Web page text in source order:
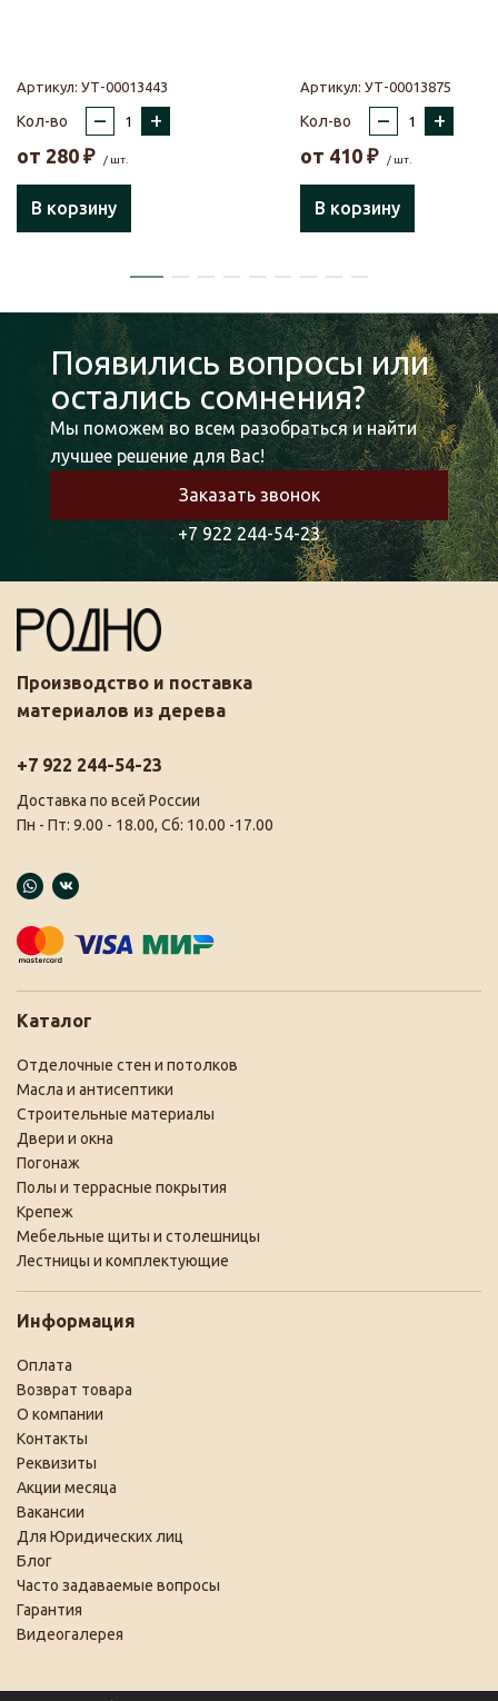
Артикул: УТ-00013443
Кол-во – +
от 280 ₽ / шт.
В корзину
Артикул: УТ-00013875
Кол-во – +
от 410 ₽ / шт.
В корзину
Появились вопросы или
остались сомнения?
Мы поможем во всем разобраться и найти
лучшее решение для Вас!
Заказать звонок
+7 922 244-54-23
Производство и поставка
материалов из дерева
+7 922 244-54-23
Доставка по всей России
Пн - Пт: 9.00 - 18.00, Сб: 10.00 -17.00
Каталог
Отделочные стен и потолков
Масла и антисептики
Строительные материалы
Двери и окна
Погонаж
Полы и террасные покрытия
Крепеж
Мебельные щиты и столешницы
Лестницы и комплектующие
Информация
Оплата
Возврат товара
О компании
Контакты
Реквизиты
Акции месяца
Вакансии
Для Юридических лиц
Блог
Часто задаваемые вопросы
Гарантия
Видеогалерея